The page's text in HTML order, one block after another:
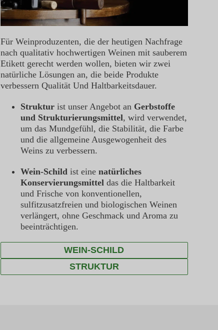
Für Weinproduzenten, die der heutigen Nachfrage
nach qualitativ hochwertigen Weinen mit sauberem
Etikett gerecht werden wollen, bieten wir zwei
natürliche Lösungen an, die beide Produkte
verbessern QualitätUnd Haltbarkeitsdauer.
Strukturist unser Angebot an Gerbstoffe
und Strukturierungsmittel, wird verwendet,
um das Mundgefühl, die Stabilität, die Farbe
und die allgemeine Ausgewogenheit des
Weins zu verbessern.
Wein-Schild ist eine natürliches
Konservierungsmittel das die Haltbarkeit
und Frische von konventionellen,
sulfitzusatzfreien und biologischen Weinen
verlängert, ohne Geschmack und Aroma zu
beeinträchtigen.
WEIN-SCHILD
STRUKTUR